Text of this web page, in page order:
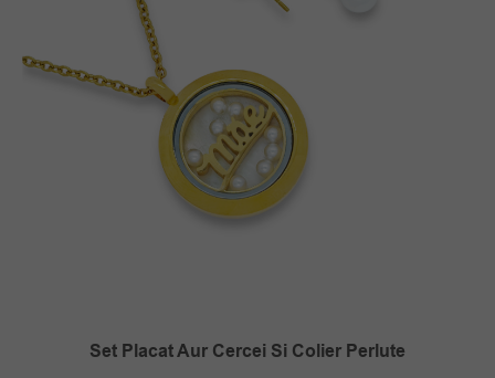
Set Placat Aur Cercei Si Colier Perlute